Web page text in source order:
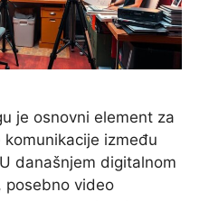
je osnovni element za
između
današnjem digitalnom
posebno video